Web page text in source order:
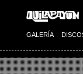
GALERÍA